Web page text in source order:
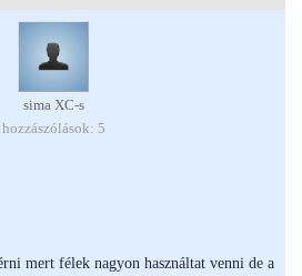
sima XC-s
hozzászólások: 5
mert félek nagyon használtat venni de a